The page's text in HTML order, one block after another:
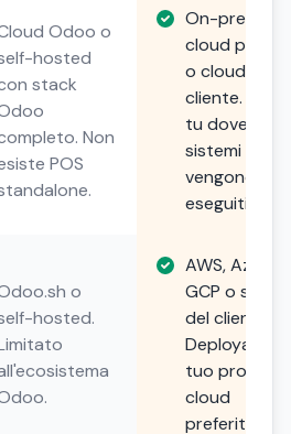
Odoo o
hosted
stack
Non
POS
On-premise,
cloud
o cloud del
cliente.
tu dove i tuoi
sistemi
vengono
eseguiti.
o
hosted.
AWS, Azure,
GCP o scelta
del cliente.
Deploya sul
tuo provider
cloud
preferito.